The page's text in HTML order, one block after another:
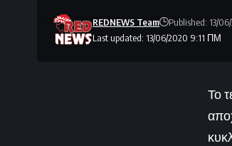
Last updated: 13/06/2020 9:11 ΠΜ
REDNEWS Team Published: 13/
Το